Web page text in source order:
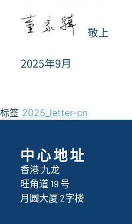
敬上
2025年9月
标签 2025_letter-cn
中心地址
香港 九龙
旺角道 19 号
月圆大厦 2字楼